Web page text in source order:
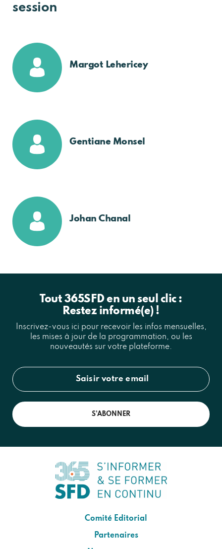
session
Margot Lehericey
Gentiane Monsel
Johan Chanal
Tout 365SFD en un seul clic :
Restez informé(e) !
Inscrivez-vous ici pour recevoir les infos mensuelles,
les mises à jour de la programmation, ou les
nouveautés sur votre plateforme.
S'ABONNER
Comité Editorial
Partenaires